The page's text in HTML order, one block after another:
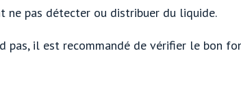
ne pas détecter ou distribuer du liquide.
pas, il est recommandé de vérifier le bon